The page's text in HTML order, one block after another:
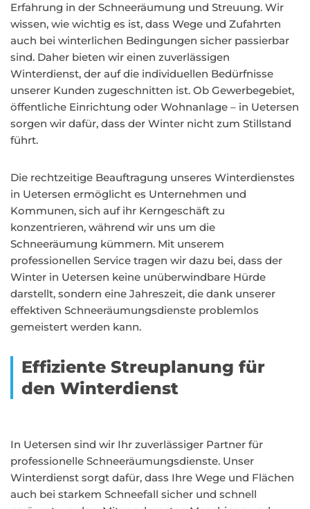
Erfahrung in der Schneeräumung und Streuung. Wir
wissen, wie wichtig es ist, dass Wege und Zufahrten
auch bei winterlichen Bedingungen sicher passierbar
sind. Daher bieten wir einen zuverlässigen
Winterdienst, der auf die individuellen Bedürfnisse
unserer Kunden zugeschnitten ist. Ob Gewerbegebiet,
öffentliche Einrichtung oder Wohnanlage – in Uetersen
sorgen wir dafür, dass der Winter nicht zum Stillstand
führt.
Die rechtzeitige Beauftragung unseres Winterdienstes
in Uetersen ermöglicht es Unternehmen und
Kommunen, sich auf ihr Kerngeschäft zu
konzentrieren, während wir uns um die
Schneeräumung kümmern. Mit unserem
professionellen Service tragen wir dazu bei, dass der
Winter in Uetersen keine unüberwindbare Hürde
darstellt, sondern eine Jahreszeit, die dank unserer
effektiven Schneeräumungsdienste problemlos
gemeistert werden kann.
Effiziente Streuplanung für
den Winterdienst
In Uetersen sind wir Ihr zuverlässiger Partner für
professionelle Schneeräumungsdienste. Unser
Winterdienst sorgt dafür, dass Ihre Wege und Flächen
auch bei starkem Schneefall sicher und schnell